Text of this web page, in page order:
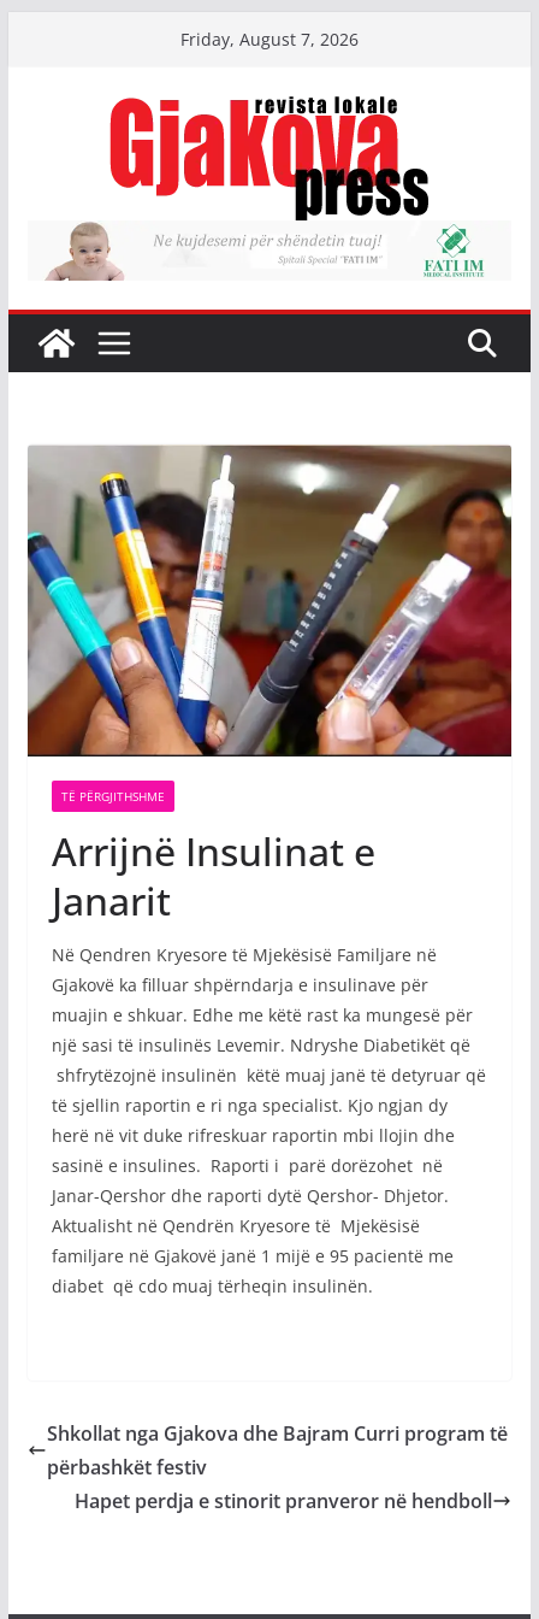
Friday, August 7, 2026
TË PËRGJITHSHME
Arrijnë Insulinat e
Janarit
Në Qendren Kryesore të Mjekësisë Familjare në
Gjakovë ka filluar shpërndarja e insulinave për
muajin e shkuar. Edhe me këtë rast ka mungesë për
një sasi të insulinës Levemir. Ndryshe Diabetikët që
shfrytëzojnë insulinën këtë muaj janë të detyruar që
të sjellin raportin e ri nga specialist. Kjo ngjan dy
herë në vit duke rifreskuar raportin mbi llojin dhe
sasinë e insulines. Raporti i parë dorëzohet në
Janar-Qershor dhe raporti dytë Qershor- Dhjetor.
Aktualisht në Qendrën Kryesore të Mjekësisë
familjare në Gjakovë janë 1 mijë e 95 pacientë me
diabet që cdo muaj tërheqin insulinën.
Shkollat nga Gjakova dhe Bajram Curri program të
përbashkët festiv
Hapet perdja e stinorit pranveror në hendboll